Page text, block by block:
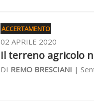
ACCERTAMENTO
02 APRILE 2020
Il terreno agricolo
DI REMO BRESCIANI |